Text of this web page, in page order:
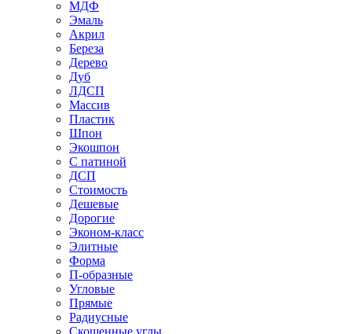
МДФ
Эмаль
Акрил
Береза
Дерево
Дуб
ЛДСП
Массив
Пластик
Шпон
Экошпон
С патиной
ДСП
Стоимость
Дешевые
Дорогие
Эконом-класс
Элитные
Форма
П-образные
Угловые
Прямые
Радиусные
Скошенные углы